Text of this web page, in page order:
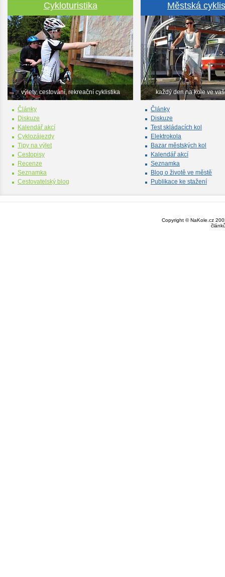
Cykloturistika
výlety, cestování, rekreační cyklistika
Články
Diskuze
Kalendář akcí
Cyklozájezdy
Tipy na výlet
Cestopisy
Recenze
Seznamka
Cestovatelský blog
Městská
každý den na kole ve
Články
Diskuze
Test skládacích kol
Elektrokola
Bazar městských kol
Kalendář akcí
Seznamka
Blog o životě ve městě
Publikace ke stažení
Copyright © NaKole.cz